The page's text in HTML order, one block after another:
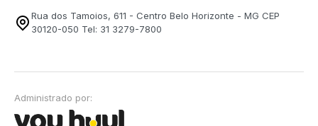
Rua dos Tamoios, 611 - Centro Belo Horizonte - MG CEP
30120-050 Tel: 31 3279-7800
Administrado por: